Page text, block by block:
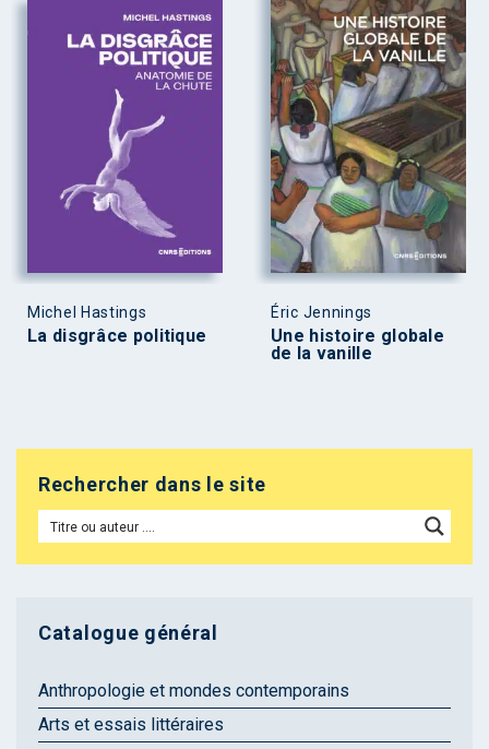
Michel Hastings
La disgrâce politique
Éric Jennings
Une histoire globale
de la vanille
Rechercher dans le site
Catalogue général
Anthropologie et mondes contemporains
Arts et essais littéraires